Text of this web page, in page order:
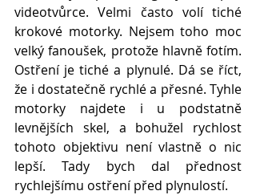
videotvůrce. Velmi často volí tiché
krokové motorky. Nejsem toho moc
velký fanoušek, protože hlavně fotím.
Ostření je tiché a plynulé. Dá se říct,
že i dostatečně rychlé a přesné. Tyhle
motorky najdete i u podstatně
levnějších skel, a bohužel rychlost
tohoto objektivu není vlastně o nic
lepší. Tady bych dal přednost
rychlejšímu ostření před plynulostí.